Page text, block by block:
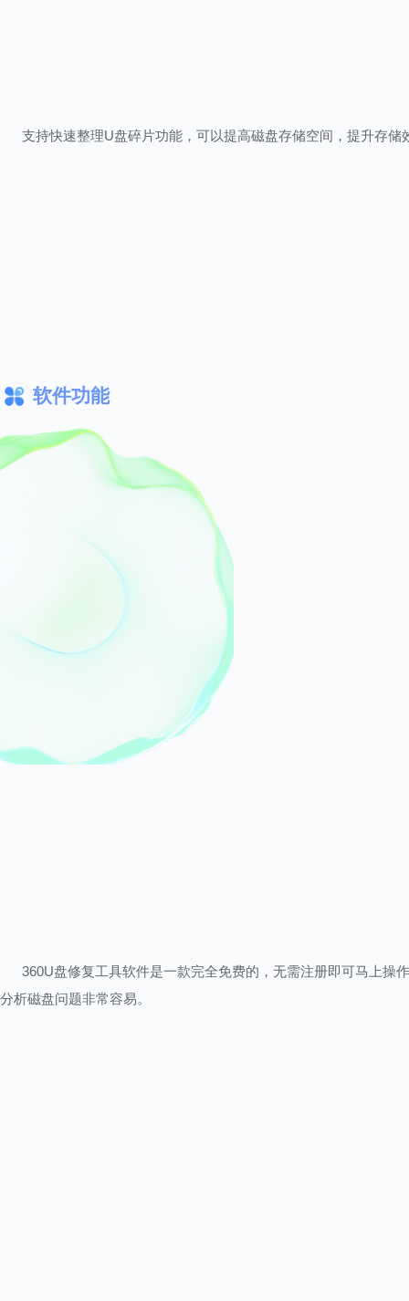
支持快速整理U盘碎片功能，可以提高磁盘存储空间，提升存储
软件功能
360U盘修复工具软件是一款完全免费的，无需注册即可马上操
分析磁盘问题非常容易。